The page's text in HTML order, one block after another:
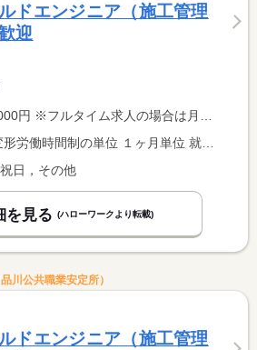
ドエンジニア（施工管理
迎
場合は月額（換算額）、パート求人の場合は時間額を表示しています。
日，その他
を見る (ハローワークより転載)
川公共職業安定所）
ドエンジニア（施工管理